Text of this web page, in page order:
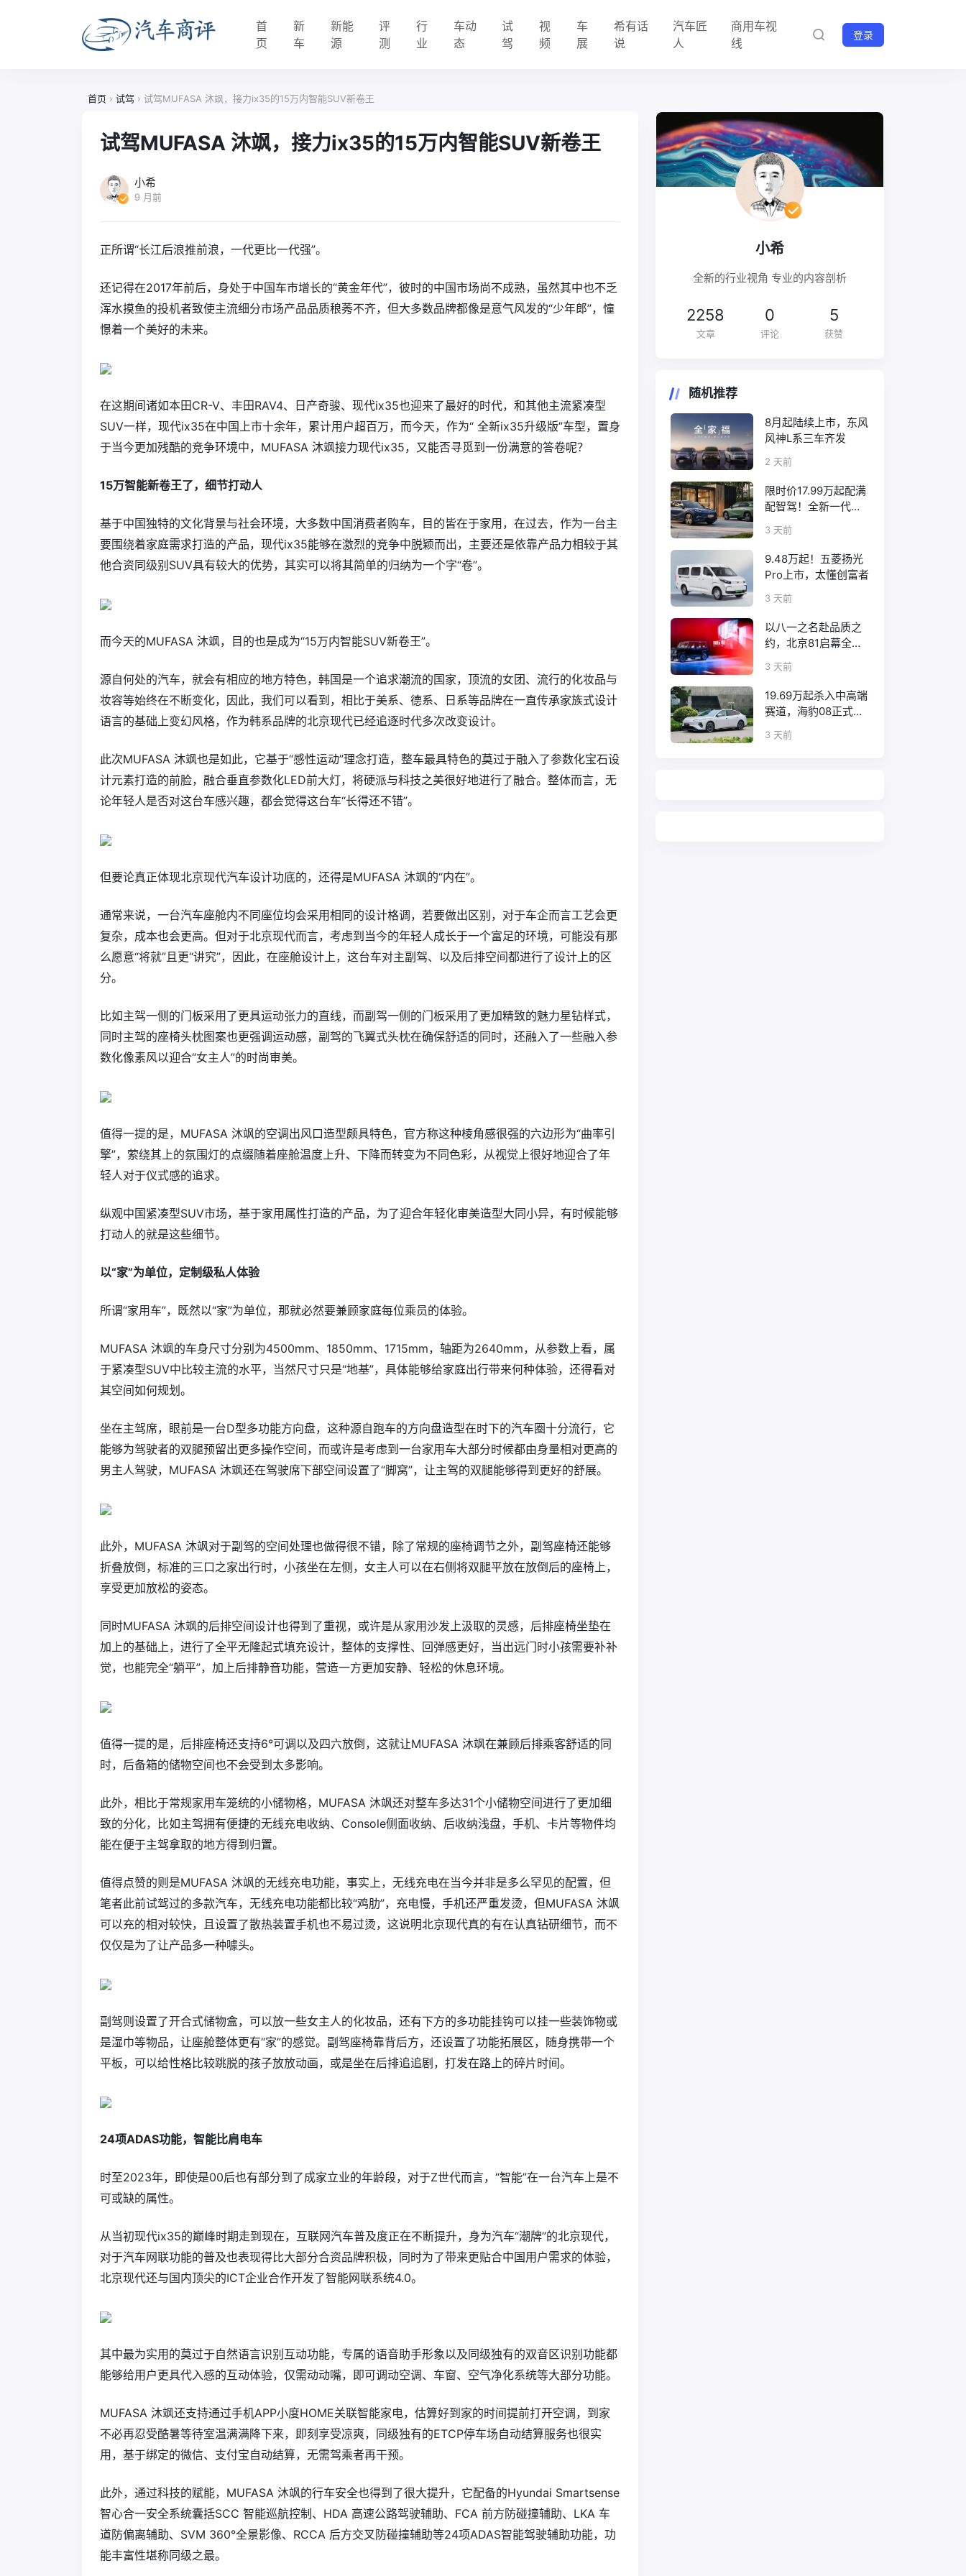
首
页
新
车
新能
源
评
测
行
业
车动
态
试
驾
视
频
车
展
希有话
说
汽车匠
人
商用车视
线
登录
首页 › 试驾 › 试驾MUFASA 沐飒，接力ix35的15万内智能SUV新卷王
试驾MUFASA 沐飒，接力ix35的15万内智能SUV新卷王
小希
9 月前
正所谓“长江后浪推前浪，一代更比一代强”。
还记得在2017年前后，身处于中国车市增长的“黄金年代”，彼时的中国市场尚不成熟，虽然其中也不乏
浑水摸鱼的投机者致使主流细分市场产品品质稂莠不齐，但大多数品牌都像是意气风发的“少年郎”，憧
憬着一个美好的未来。
在这期间诸如本田CR-V、丰田RAV4、日产奇骏、现代ix35也迎来了最好的时代，和其他主流紧凑型
SUV一样，现代ix35在中国上市十余年，累计用户超百万，而今天，作为“ 全新ix35升级版”车型，置身
于当今更加残酷的竞争环境中，MUFASA 沐飒接力现代ix35，又能否寻觅到一份满意的答卷呢？
15万智能新卷王了，细节打动人
基于中国独特的文化背景与社会环境，大多数中国消费者购车，目的皆在于家用，在过去，作为一台主
要围绕着家庭需求打造的产品，现代ix35能够在激烈的竞争中脱颖而出，主要还是依靠产品力相较于其
他合资同级别SUV具有较大的优势，其实可以将其简单的归纳为一个字“卷”。
而今天的MUFASA 沐飒，目的也是成为“15万内智能SUV新卷王”。
源自何处的汽车，就会有相应的地方特色，韩国是一个追求潮流的国家，顶流的女团、流行的化妆品与
妆容等始终在不断变化，因此，我们可以看到，相比于美系、德系、日系等品牌在一直传承家族式设计
语言的基础上变幻风格，作为韩系品牌的北京现代已经追逐时代多次改变设计。
此次MUFASA 沐飒也是如此，它基于“感性运动”理念打造，整车最具特色的莫过于融入了参数化宝石设
计元素打造的前脸，融合垂直参数化LED前大灯，将硬派与科技之美很好地进行了融合。整体而言，无
论年轻人是否对这台车感兴趣，都会觉得这台车“长得还不错”。
但要论真正体现北京现代汽车设计功底的，还得是MUFASA 沐飒的“内在”。
通常来说，一台汽车座舱内不同座位均会采用相同的设计格调，若要做出区别，对于车企而言工艺会更
复杂，成本也会更高。但对于北京现代而言，考虑到当今的年轻人成长于一个富足的环境，可能没有那
么愿意“将就”且更“讲究”，因此，在座舱设计上，这台车对主副驾、以及后排空间都进行了设计上的区
分。
比如主驾一侧的门板采用了更具运动张力的直线，而副驾一侧的门板采用了更加精致的魅力星钻样式，
同时主驾的座椅头枕图案也更强调运动感，副驾的飞翼式头枕在确保舒适的同时，还融入了一些融入参
数化像素风以迎合“女主人”的时尚审美。
值得一提的是，MUFASA 沐飒的空调出风口造型颇具特色，官方称这种棱角感很强的六边形为“曲率引
擎”，萦绕其上的氛围灯的点缀随着座舱温度上升、下降而转变为不同色彩，从视觉上很好地迎合了年
轻人对于仪式感的追求。
纵观中国紧凑型SUV市场，基于家用属性打造的产品，为了迎合年轻化审美造型大同小异，有时候能够
打动人的就是这些细节。
以“家”为单位，定制级私人体验
所谓“家用车”，既然以“家”为单位，那就必然要兼顾家庭每位乘员的体验。
MUFASA 沐飒的车身尺寸分别为4500mm、1850mm、1715mm，轴距为2640mm，从参数上看，属
于紧凑型SUV中比较主流的水平，当然尺寸只是“地基”，具体能够给家庭出行带来何种体验，还得看对
其空间如何规划。
坐在主驾席，眼前是一台D型多功能方向盘，这种源自跑车的方向盘造型在时下的汽车圈十分流行，它
能够为驾驶者的双腿预留出更多操作空间，而或许是考虑到一台家用车大部分时候都由身量相对更高的
男主人驾驶，MUFASA 沐飒还在驾驶席下部空间设置了“脚窝”，让主驾的双腿能够得到更好的舒展。
此外，MUFASA 沐飒对于副驾的空间处理也做得很不错，除了常规的座椅调节之外，副驾座椅还能够
折叠放倒，标准的三口之家出行时，小孩坐在左侧，女主人可以在右侧将双腿平放在放倒后的座椅上，
享受更加放松的姿态。
同时MUFASA 沐飒的后排空间设计也得到了重视，或许是从家用沙发上汲取的灵感，后排座椅坐垫在
加上的基础上，进行了全平无隆起式填充设计，整体的支撑性、回弹感更好，当出远门时小孩需要补补
觉，也能完全“躺平”，加上后排静音功能，营造一方更加安静、轻松的休息环境。
值得一提的是，后排座椅还支持6°可调以及四六放倒，这就让MUFASA 沐飒在兼顾后排乘客舒适的同
时，后备箱的储物空间也不会受到太多影响。
此外，相比于常规家用车笼统的小储物格，MUFASA 沐飒还对整车多达31个小储物空间进行了更加细
致的分化，比如主驾拥有便捷的无线充电收纳、Console侧面收纳、后收纳浅盘，手机、卡片等物件均
能在便于主驾拿取的地方得到归置。
值得点赞的则是MUFASA 沐飒的无线充电功能，事实上，无线充电在当今并非是多么罕见的配置，但
笔者此前试驾过的多款汽车，无线充电功能都比较“鸡肋”，充电慢，手机还严重发烫，但MUFASA 沐飒
可以充的相对较快，且设置了散热装置手机也不易过烫，这说明北京现代真的有在认真钻研细节，而不
仅仅是为了让产品多一种噱头。
副驾则设置了开合式储物盒，可以放一些女主人的化妆品，还有下方的多功能挂钩可以挂一些装饰物或
是湿巾等物品，让座舱整体更有“家”的感觉。副驾座椅靠背后方，还设置了功能拓展区，随身携带一个
平板，可以给性格比较跳脱的孩子放放动画，或是坐在后排追追剧，打发在路上的碎片时间。
24项ADAS功能，智能比肩电车
时至2023年，即使是00后也有部分到了成家立业的年龄段，对于Z世代而言，“智能”在一台汽车上是不
可或缺的属性。
从当初现代ix35的巅峰时期走到现在，互联网汽车普及度正在不断提升，身为汽车“潮牌”的北京现代，
对于汽车网联功能的普及也表现得比大部分合资品牌积极，同时为了带来更贴合中国用户需求的体验，
北京现代还与国内顶尖的ICT企业合作开发了智能网联系统4.0。
其中最为实用的莫过于自然语言识别互动功能，专属的语音助手形象以及同级独有的双音区识别功能都
能够给用户更具代入感的互动体验，仅需动动嘴，即可调动空调、车窗、空气净化系统等大部分功能。
MUFASA 沐飒还支持通过手机APP小度HOME关联智能家电，估算好到家的时间提前打开空调，到家
不必再忍受酷暑等待室温满满降下来，即刻享受凉爽，同级独有的ETCP停车场自动结算服务也很实
用，基于绑定的微信、支付宝自动结算，无需驾乘者再干预。
此外，通过科技的赋能，MUFASA 沐飒的行车安全也得到了很大提升，它配备的Hyundai Smartsense
智心合一安全系统囊括SCC 智能巡航控制、HDA 高速公路驾驶辅助、FCA 前方防碰撞辅助、LKA 车
道防偏离辅助、SVM 360°全景影像、RCCA 后方交叉防碰撞辅助等24项ADAS智能驾驶辅助功能，功
能丰富性堪称同级之最。
小希
全新的行业视角 专业的内容剖析
2258
文章
0
评论
5
获赞
随机推荐
8月起陆续上市，东风
风神L系三车齐发
2 天前
限时价17.99万起配满
配智驾！全新一代天
工08正式上市
3 天前
9.48万起！五菱扬光
Pro上市，太懂创富者
3 天前
以八一之名赴品质之
约，北京81启幕全新
口碑征程
3 天前
19.69万起杀入中高端
赛道，海豹08正式上
市！
3 天前